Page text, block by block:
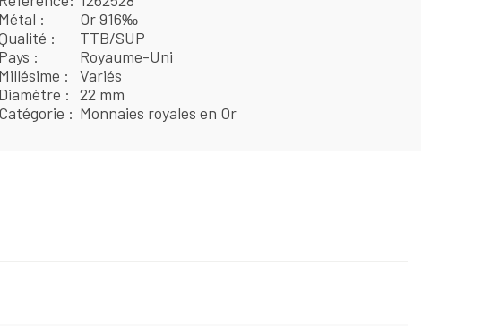
Métal
Or 916‰
TTB/SUP
Pays
Royaume-Uni
Millésime
Variés
Diamètre
22 mm
Catégorie
Monnaies royales en Or